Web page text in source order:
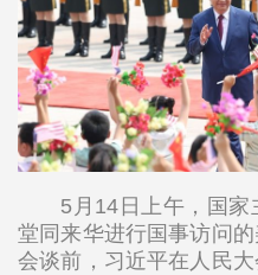
5月14日上午，国
堂同来华进行国事访问
会谈前，习近平在人民